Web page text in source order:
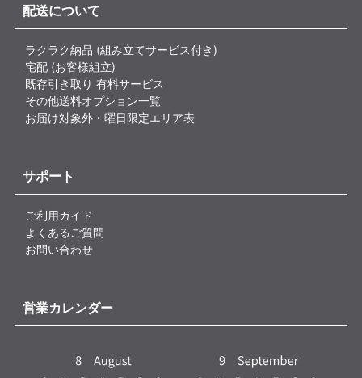
配送について
ラクラク納品 (組み立てサービス付き)
宅配 (お客様組立)
既存引き取り 有料サービス
その他送料オプション一覧
お届け対象外・曜日限定エリア表
サポート
ご利用ガイド
よくあるご質問
お問い合わせ
営業カレンダー